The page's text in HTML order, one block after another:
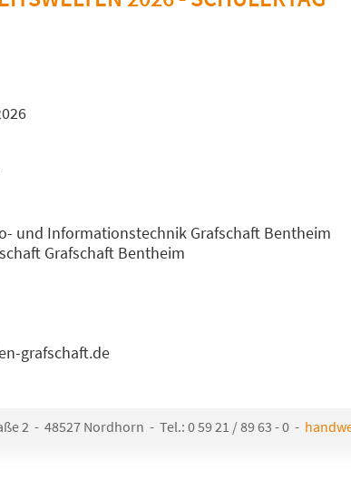
und Informationstechnik Grafschaft Bentheim
Grafschaft Bentheim
grafschaft.de
2 - 48527 Nordhorn - Tel.: 0 59 21 / 89 63 - 0 -